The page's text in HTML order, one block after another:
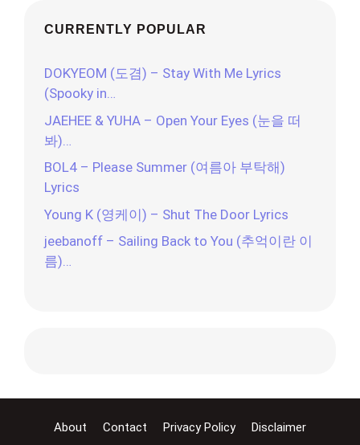
CURRENTLY POPULAR
DOKYEOM (도겸) – Stay With Me Lyrics
(Spooky in…
JAEHEE & YUHA – Open Your Eyes (눈을 떠
봐)…
BOL4 – Please Summer (여름아 부탁해)
Lyrics
Young K (영케이) – Shut The Door Lyrics
jeebanoff – Sailing Back to You (추억이란 이
름)…
About Contact Privacy Policy
Disclaimer